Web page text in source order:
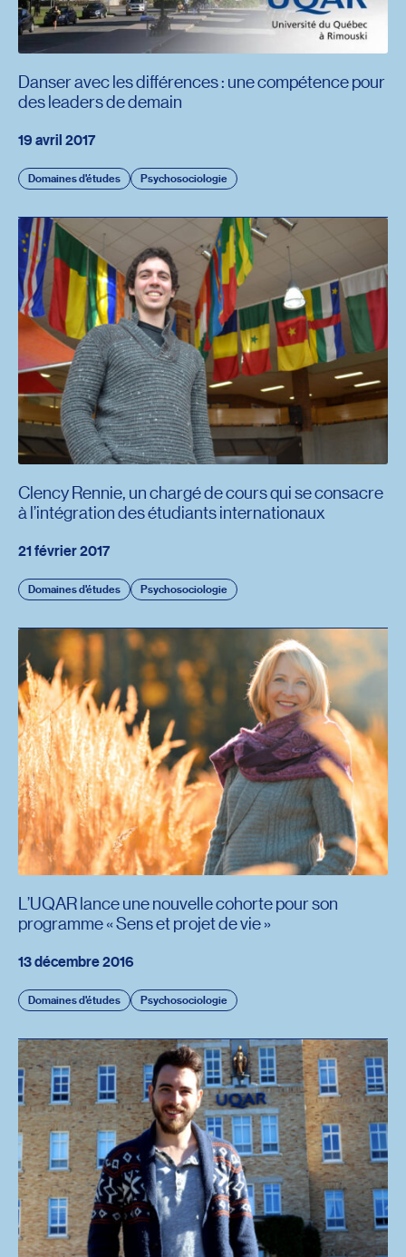
19 avril 2017
Domaines d'études Psychosociologie
Danser avec les différences : une compétence pour
des leaders de demain
21 février 2017
Domaines d'études Psychosociologie
Clency Rennie, un chargé de cours qui se consacre
à l’intégration des étudiants internationaux
13 décembre 2016
Domaines d'études Psychosociologie
L’UQAR lance une nouvelle cohorte pour son
programme « Sens et projet de vie »